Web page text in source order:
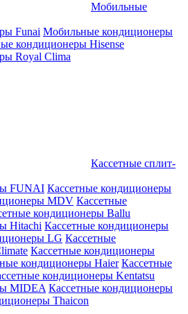
Мобильные
Funai Мобильные кондиционеры
кондиционеры Hisense
Royal Clima
Кассетные сплит-
FUNAI Кассетные кондиционеры
MDV Кассетные
кондиционеры Ballu
Hitachi Кассетные кондиционеры
LG Кассетные
Кассетные кондиционеры
кондиционеры Haier Кассетные
кондиционеры Kentatsu
MIDEA Кассетные кондиционеры
Thaicon